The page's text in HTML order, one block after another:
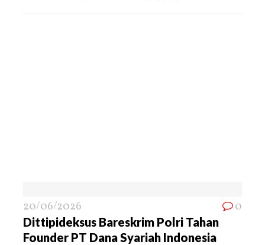
20/06/2026 0
Dittipideksus Bareskrim Polri Tahan
Founder PT Dana Syariah Indonesia